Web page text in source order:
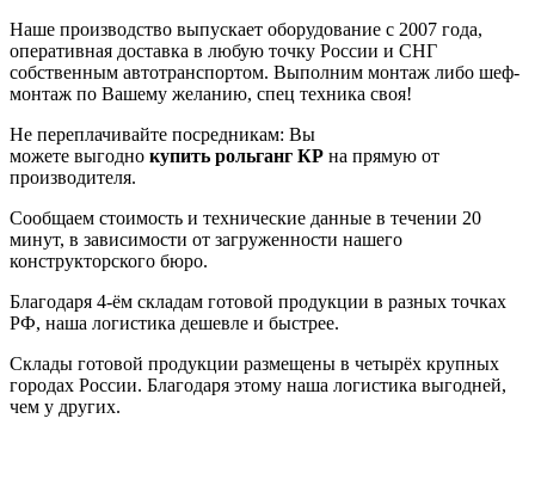
Наше производство выпускает оборудование с 2007 года,
оперативная доставка в любую точку России и СНГ
собственным автотранспортом. Выполним монтаж либо шеф-
монтаж по Вашему желанию, спец техника своя!
Не переплачивайте посредникам: Вы
можете выгодно купить рольганг КР на прямую от
производителя.
Сообщаем стоимость и технические данные в течении 20
минут, в зависимости от загруженности нашего
конструкторского бюро.
Благодаря 4-ём складам готовой продукции в разных точках
РФ, наша логистика дешевле и быстрее.
Склады готовой продукции размещены в четырёх крупных
городах России. Благодаря этому наша логистика выгодней,
чем у других.